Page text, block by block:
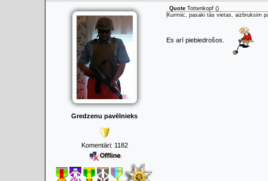
Gredzenu pavēlnieks
Komentāri: 1182
Quote Tottenkopf ()
Kurmiic, pasaki tās vietas, aizbruksim
Es arī piebiedrošos.